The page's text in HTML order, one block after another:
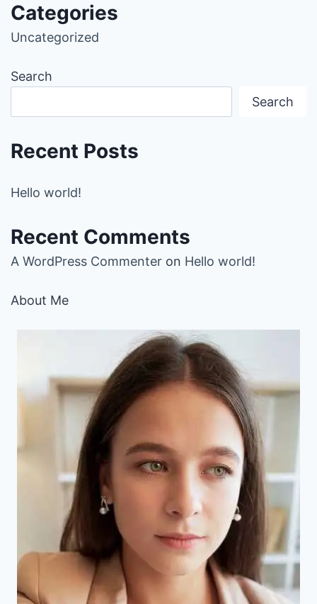
Categories
Uncategorized
Search
Search
Recent Posts
Hello world!
Recent Comments
A WordPress Commenter on Hello world!
About Me